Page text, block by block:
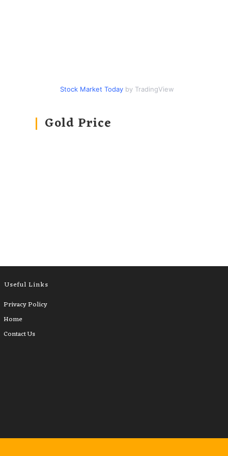
Stock Market Today by TradingView
Gold Price
Useful Links
Privacy Policy
Home
Contact Us